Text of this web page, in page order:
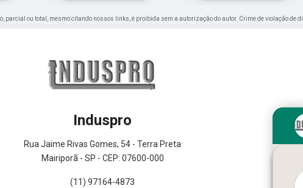
parcial ou total, mesmo citando nossos links, é proibida sem a autorização do autor. Crime de violação de
Induspro
Rua Jaime Rivas Gomes, 54 - Terra Preta
Mairiporã - SP - CEP: 07600-000
(11) 97164-4873